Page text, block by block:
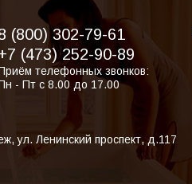
(800) 302-79-61
(473) 252-90-89
телефонных звонков:
- Пт с 8.00 до 17.00
,ул. Ленинский проспект, д.117